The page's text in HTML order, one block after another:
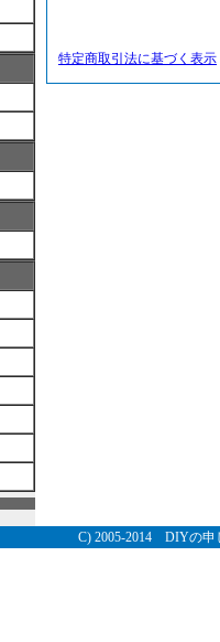
特定商取引法に基づく表示
C) 2005-2014 DIYの申